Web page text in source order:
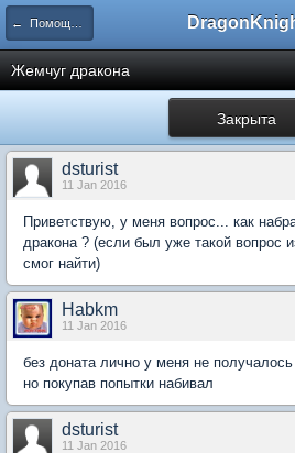
← Помощь новичкам и вопросы по игре
Жемчуг дракона
Закрыта
dsturist
11 Jan 2016
Приветствую, у меня вопрос... как
дракона ? (если был уже такой вопрос
смог найти)
Habkm
11 Jan 2016
без доната лично у меня не получалось
но покупав попытки набивал
dsturist
11 Jan 2016